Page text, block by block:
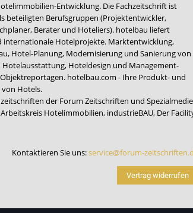
Entwicklung. Die Fachzeitschrift ist
beteiligten Berufsgruppen (Projektentwickler,
Berater und Hoteliers). hotelbau liefert
Hotelprojekte. Marktentwicklung,
Hotel-Planung, Modernisierung und Sanierung von
Hoteldesign und Management-
hotelbau.com - Ihre Produkt- und
Hotels.
der Forum Zeitschriften und
Arbeitskreis Hotelimmobilien, industrieBAU, Der
Kontaktieren Sie uns:service@forum-
Vertrag widerrufen